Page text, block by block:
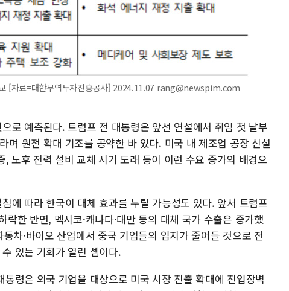
교 [자료=대한무역투자진흥공사] 2024.11.07 rang@newspim.com
로 예측된다. 트럼프 전 대통령은 앞선 연설에서 취임 첫 날부
며 원전 확대 기조를 공약한 바 있다. 미국 내 제조업 공장 신설
노후 전력 설비 교체 시기 도래 등이 이런 수요 증가의 배경으
에 따라 한국이 대체 효과를 누릴 가능성도 있다. 앞서 트럼프
한 반면, 멕시코·캐나다·대만 등의 대체 국가 수출은 증가했
차·바이오 산업에서 중국 기업들의 입지가 줄어들 것으로 전
있는 기회가 열린 셈이다.
령은 외국 기업을 대상으로 미국 시장 진출 확대에 진입장벽